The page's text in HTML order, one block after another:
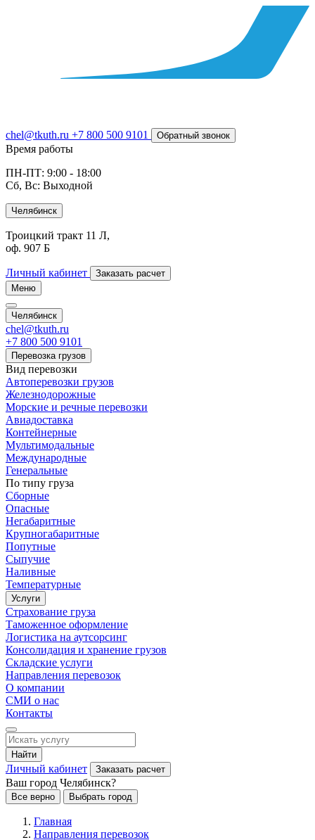
chel@tkuth.ru +7 800 500 9101 Обратный звонок
Время работы
ПН-ПТ: 9:00 - 18:00
Сб, Вс: Выходной
Челябинск
Троицкий тракт 11 Л,
оф. 907 Б
Личный кабинет
Заказать расчет
Меню
Челябинск
chel@tkuth.ru
+7 800 500 9101
Перевозка грузов
Вид перевозки
Автоперевозки грузов
Железнодорожные
Морские и речные перевозки
Авиадоставка
Контейнерные
Мультимодальные
Международные
Генеральные
По типу груза
Сборные
Опасные
Негабаритные
Крупногабаритные
Попутные
Сыпучие
Наливные
Температурные
Услуги
Страхование груза
Таможенное оформление
Логистика на аутсорсинг
Консолидация и хранение грузов
Складские услуги
Направления перевозок
О компании
СМИ о нас
Контакты
Найти
Личный кабинет Заказать расчет
Ваш город Челябинск?
Все верно Выбрать город
Главная
Направления перевозок